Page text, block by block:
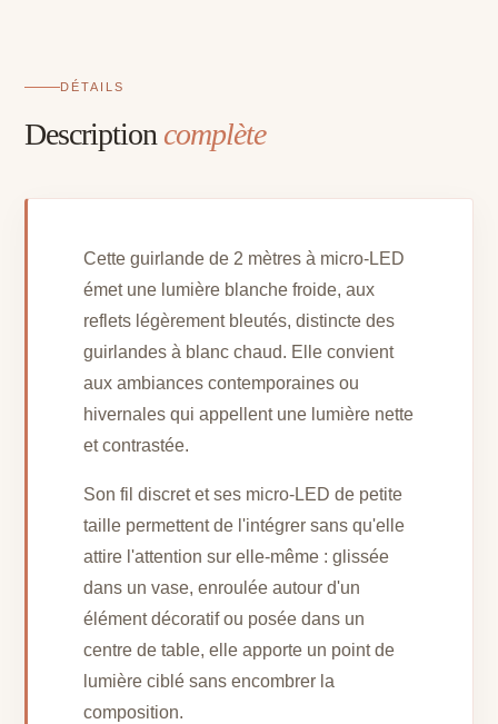
DÉTAILS
Descriptioncomplète
Cette guirlande de 2 mètres à micro-LED
émet une lumière blanche froide, aux
reflets légèrement bleutés, distincte des
guirlandes à blanc chaud. Elle convient
aux ambiances contemporaines ou
hivernales qui appellent une lumière nette
et contrastée.
Son fil discret et ses micro-LED de petite
taille permettent de l'intégrer sans qu'elle
attire l'attention sur elle-même : glissée
dans un vase, enroulée autour d'un
élément décoratif ou posée dans un
centre de table, elle apporte un point de
lumière ciblé sans encombrer la
composition.